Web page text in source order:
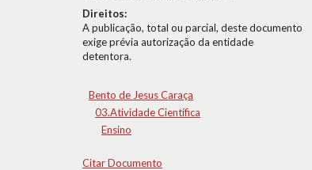
Direitos:
A publicação, total ou parcial, deste documento
exige prévia autorização da entidade
detentora.
Bento de Jesus Caraça
03.Atividade Científica
Ensino
Citar Documento